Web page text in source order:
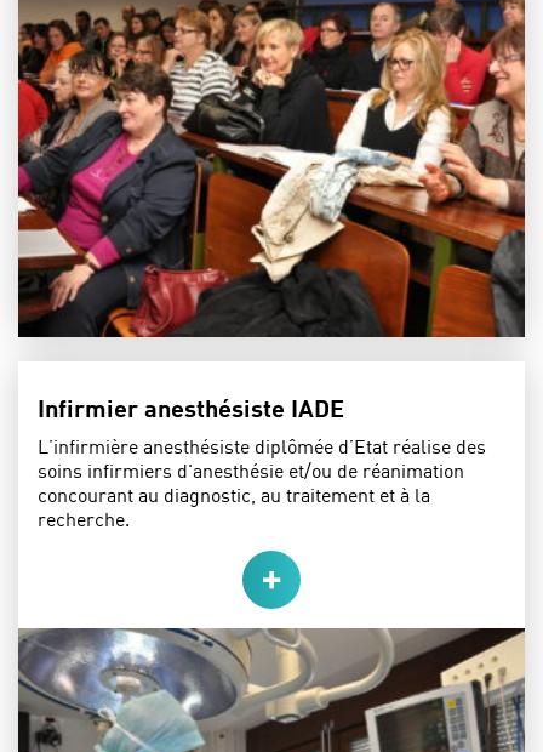
Infirmier anesthésiste IADE
L’infirmière anesthésiste diplômée d’Etat réalise des
soins infirmiers d'anesthésie et/ou de réanimation
concourant au diagnostic, au traitement et à la
recherche.